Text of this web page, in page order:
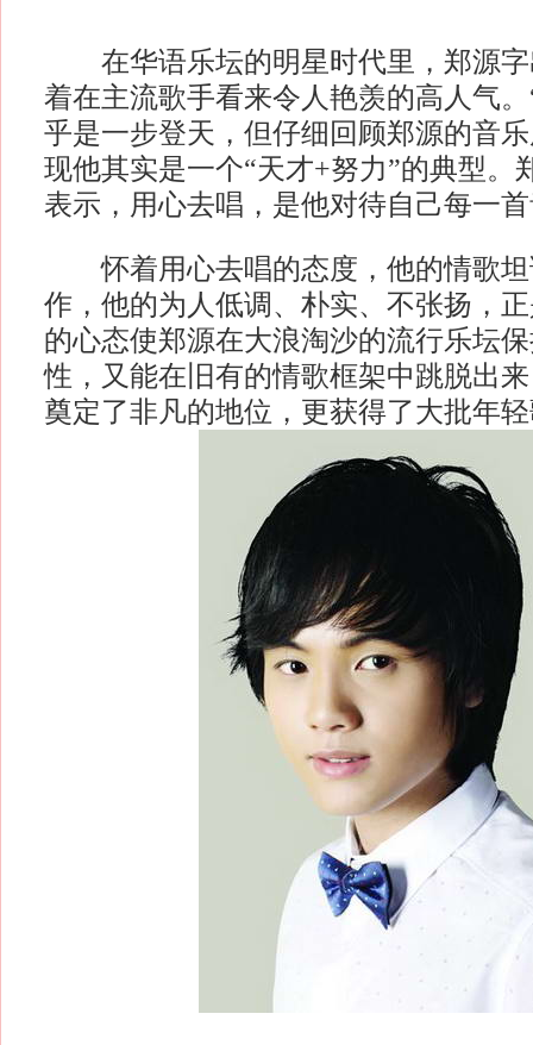
在华语乐坛的明星时代里，郑源字
着在主流歌手看来令人艳羡的高人气
乎是一步登天，但仔细回顾郑源的音
现他其实是一个“天才+努力”的典型。
表示，用心去唱，是他对待自己每一
怀着用心去唱的态度，他的情歌坦
作，他的为人低调、朴实、不张扬，
的心态使郑源在大浪淘沙的流行乐坛
性，又能在旧有的情歌框架中跳脱出
奠定了非凡的地位，更获得了大批年